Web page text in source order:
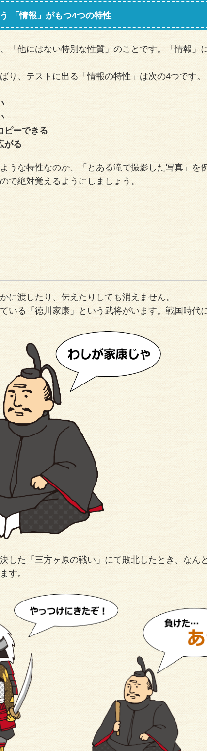
「情報」がもつ4つの特性
、「他にはない特別な性質」のことです。「情報」
り、テストに出る「情報の特性」は次の4つです。
ピーできる
がる
うな特性なのか、「とある滝で撮影した写真」を
で絶対覚えるようにしましょう。
に渡したり、伝えたりしても消えません。
いる「徳川家康」という武将がいます。戦国時
した「三方ヶ原の戦い」にて敗北したとき、なん
す。